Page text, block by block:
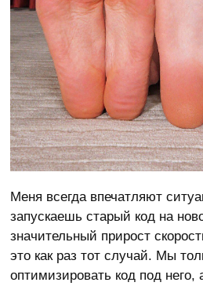
Меня всегда впечатляют
запускаешь старый код на
значительный прирост
это как раз тот случай. Мы
оптимизировать код под него,